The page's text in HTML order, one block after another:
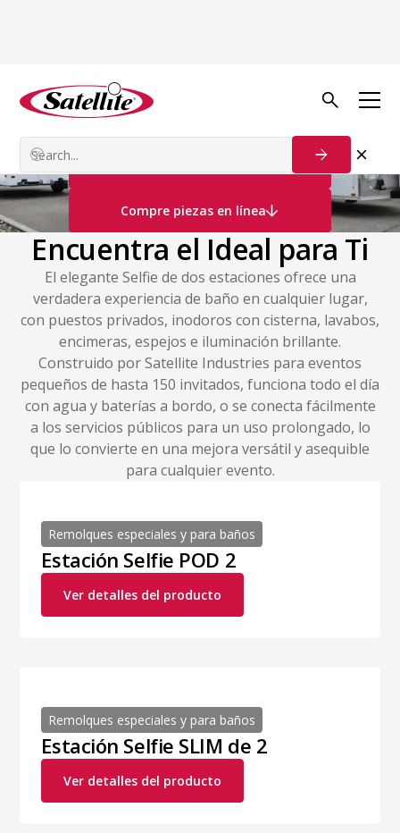
Remolques para Selfies
Póngase en contacto con nosotros
Compre piezas en línea
Encuentra el Ideal para Ti
El elegante Selfie de dos estaciones ofrece una
verdadera experiencia de baño en cualquier lugar,
con puestos privados, inodoros con cisterna, lavabos,
encimeras, espejos e iluminación brillante.
Construido por Satellite Industries para eventos
pequeños de hasta 150 invitados, funciona todo el día
con agua y baterías a bordo, o se conecta fácilmente
a los servicios públicos para un uso prolongado, lo
que lo convierte en una mejora versátil y asequible
para cualquier evento.
Remolques especiales y para baños
Estación Selfie POD 2
Ver detalles del producto
Remolques especiales y para baños
Estación Selfie SLIM de 2
Ver detalles del producto